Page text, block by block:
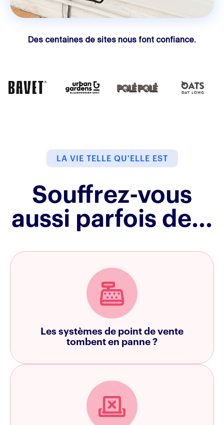
Des centaines de sites nous font confiance.
LA VIE TELLE QU'ELLE EST
Souffrez-vous
aussi parfois de...
Les systèmes de point de vente
tombent en panne ?